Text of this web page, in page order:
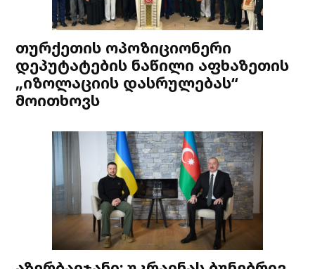
თურქეთის ოპოზიციონერი
დეპუტატების ნაწილი აფხაზეთის
„იზოლაციის დასრულებას“
მოითხოვს